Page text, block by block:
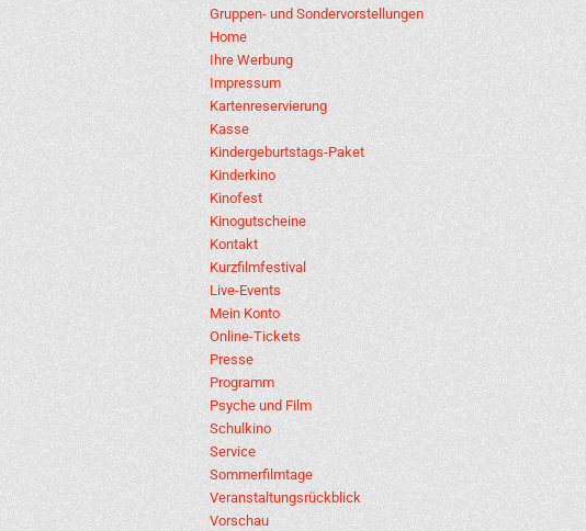
Gruppen- und Sondervorstellungen
Home
Ihre Werbung
Impressum
Kartenreservierung
Kasse
Kindergeburtstags-Paket
Kinderkino
Kinofest
Kinogutscheine
Kontakt
Kurzfilmfestival
Live-Events
Mein Konto
Online-Tickets
Presse
Programm
Psyche und Film
Schulkino
Service
Sommerfilmtage
Veranstaltungsrückblick
Vorschau